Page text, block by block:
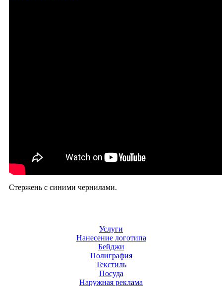
Стержень с синими чернилами.
Услуги
Нанесение логотипа
Бейджи
Полиграфия
Текстиль
Посуда
Наружная реклама